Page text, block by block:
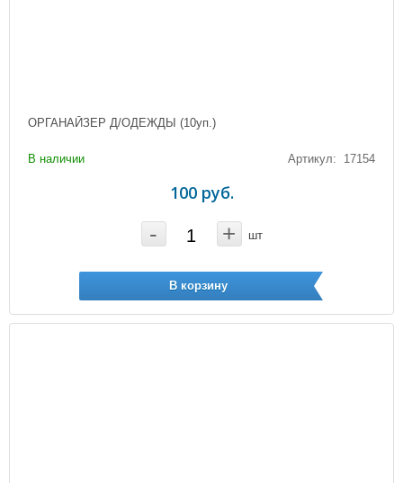
ОРГАНАЙЗЕР Д/ОДЕЖДЫ (10уп.)
В наличии Артикул: 17154
100 руб.
- + шт
В корзину